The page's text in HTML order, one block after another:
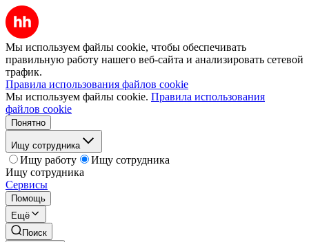
Мы используем файлы cookie, чтобы обеспечивать
правильную работу нашего веб-сайта и анализировать сетевой
трафик.
Правила использования файлов cookie
Мы используем файлы cookie. Правила использования
файлов cookie
Понятно
Ищу сотрудника
Ищу работу
Ищу сотрудника
Ищу сотрудника
Сервисы
Помощь
Ещё
Поиск